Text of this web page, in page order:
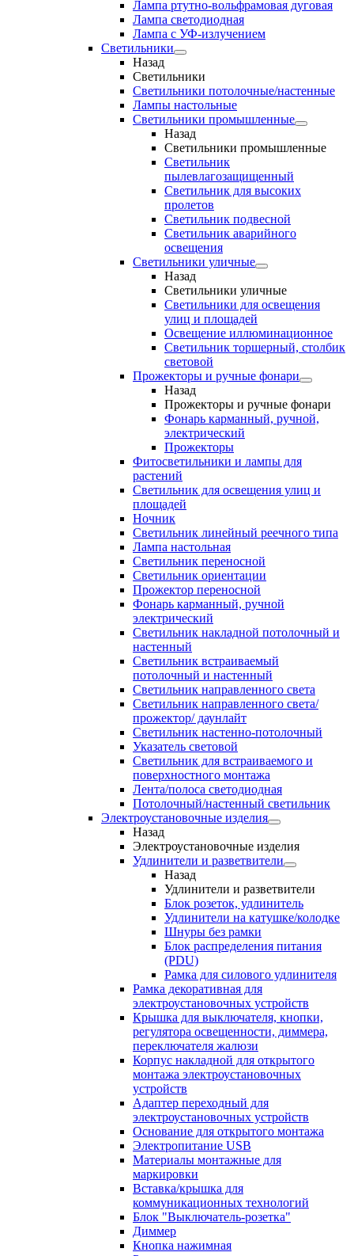
Лампа ртутно-вольфрамовая дуговая
Лампа светодиодная
Лампа с УФ-излучением
Светильники
Назад
Светильники
Светильники потолочные/настенные
Лампы настольные
Светильники промышленные
Назад
Светильники промышленные
Светильник
пылевлагозащищенный
Светильник для высоких
пролетов
Светильник подвесной
Светильник аварийного
освещения
Светильники уличные
Назад
Светильники уличные
Светильники для освещения
улиц и площадей
Освещение иллюминационное
Светильник торшерный, столбик
световой
Прожекторы и ручные фонари
Назад
Прожекторы и ручные фонари
Фонарь карманный, ручной,
электрический
Прожекторы
Фитосветильники и лампы для
растений
Светильник для освещения улиц и
площадей
Ночник
Светильник линейный реечного типа
Лампа настольная
Светильник переносной
Светильник ориентации
Прожектор переносной
Фонарь карманный, ручной
электрический
Светильник накладной потолочный и
настенный
Светильник встраиваемый
потолочный и настенный
Светильник направленного света
Светильник направленного света/
прожектор/ даунлайт
Светильник настенно-потолочный
Указатель световой
Светильник для встраиваемого и
поверхностного монтажа
Лента/полоса светодиодная
Потолочный/настенный светильник
Электроустановочные изделия
Назад
Электроустановочные изделия
Удлинители и разветвители
Назад
Удлинители и разветвители
Блок розеток, удлинитель
Удлинители на катушке/колодке
Шнуры без рамки
Блок распределения питания
(PDU)
Рамка для силового удлинителя
Рамка декоративная для
электроустановочных устройств
Крышка для выключателя, кнопки,
регулятора освещенности, диммера,
переключателя жалюзи
Корпус накладной для открытого
монтажа электроустановочных
устройств
Адаптер переходный для
электроустановочных устройств
Основание для открытого монтажа
Электропитание USB
Материалы монтажные для
маркировки
Вставка/крышка для
коммуникационных технологий
Блок "Выключатель-розетка"
Диммер
Кнопка нажимная